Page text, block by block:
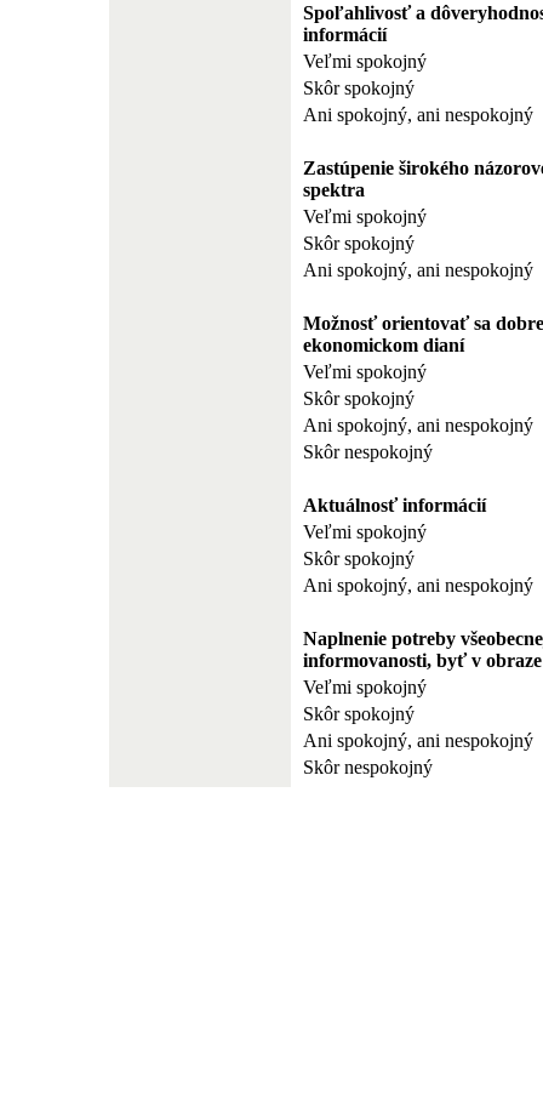
Spoľahlivosť a
informácií
Veľmi spokojný
Skôr spokojný
Ani spokojný, ani nespokojný
Zastúpenie širokého
spektra
Veľmi spokojný
Skôr spokojný
Ani spokojný, ani nespokojný
Možnosť orientovať sa
ekonomickom dianí
Veľmi spokojný
Skôr spokojný
Ani spokojný, ani nespokojný
Skôr nespokojný
Aktuálnosť informácií
Veľmi spokojný
Skôr spokojný
Ani spokojný, ani nespokojný
Naplnenie potreby
informovanosti, byť v obraze
Veľmi spokojný
Skôr spokojný
Ani spokojný, ani nespokojný
Skôr nespokojný